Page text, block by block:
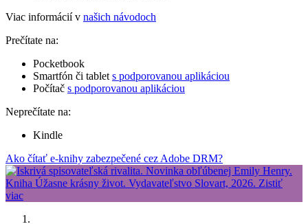
Viac informácií v našich návodoch
Prečítate na:
Pocketbook
Smartfón či tablet s podporovanou aplikáciou
Počítač s podporovanou aplikáciou
Neprečítate na:
Kindle
Ako čítať e-knihy zabezpečené cez Adobe DRM?